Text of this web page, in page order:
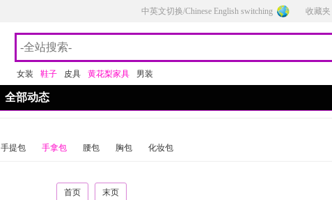
中英文切换/Chinese English switching 收藏夹
女装 鞋子 皮具 黄花梨家具 男装
全部动态
手提包 手拿包 腰包 胸包 化妆包
首页 末页